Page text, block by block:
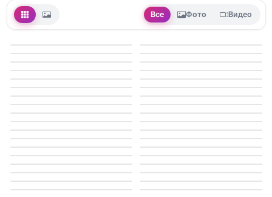
Все Фото Видео